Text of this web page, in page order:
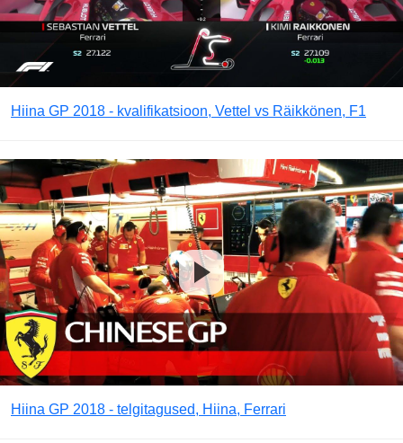
Hiina GP 2018 - kvalifikatsioon, Vettel vs Räikkönen, F1
Hiina GP 2018 - telgitagused, Hiina, Ferrari